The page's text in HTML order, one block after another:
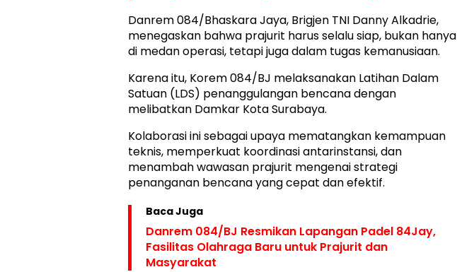
Danrem 084/Bhaskara Jaya, Brigjen TNI Danny Alkadrie,
menegaskan bahwa prajurit harus selalu siap, bukan hanya
di medan operasi, tetapi juga dalam tugas kemanusiaan.
Karena itu, Korem 084/BJ melaksanakan Latihan Dalam
Satuan (LDS) penanggulangan bencana dengan
melibatkan Damkar Kota Surabaya.
Kolaborasi ini sebagai upaya mematangkan kemampuan
teknis, memperkuat koordinasi antarinstansi, dan
menambah wawasan prajurit mengenai strategi
penanganan bencana yang cepat dan efektif.
Baca Juga
Danrem 084/BJ Resmikan Lapangan Padel 84Jay,
Fasilitas Olahraga Baru untuk Prajurit dan
Masyarakat